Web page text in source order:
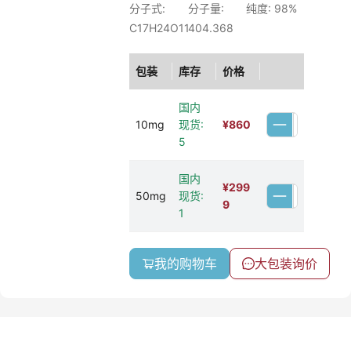
分子式:
C17H24O11
分子量:
404.368
纯度: 98%
包装 库存 价格
10mg
国内
现货:
5
¥860
50mg
国内
现货:
1
¥299
9
我的购物车 大包装询价